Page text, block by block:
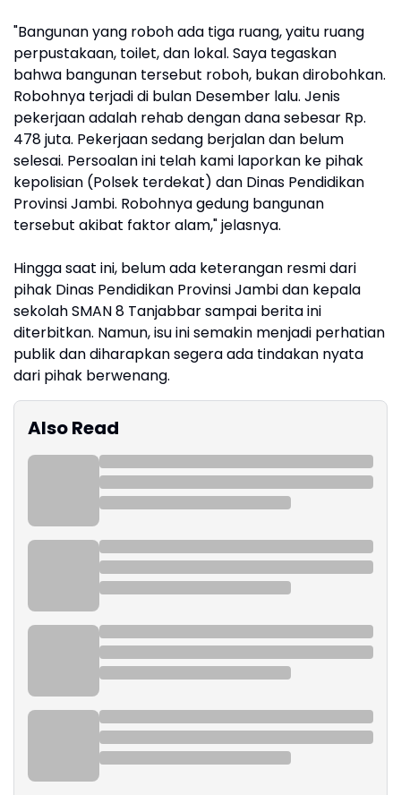
"Bangunan yang roboh ada tiga ruang, yaitu ruang
perpustakaan, toilet, dan lokal. Saya tegaskan
bahwa bangunan tersebut roboh, bukan dirobohkan.
Robohnya terjadi di bulan Desember lalu. Jenis
pekerjaan adalah rehab dengan dana sebesar Rp.
478 juta. Pekerjaan sedang berjalan dan belum
selesai. Persoalan ini telah kami laporkan ke pihak
kepolisian (Polsek terdekat) dan Dinas Pendidikan
Provinsi Jambi. Robohnya gedung bangunan
tersebut akibat faktor alam," jelasnya.
Hingga saat ini, belum ada keterangan resmi dari
pihak Dinas Pendidikan Provinsi Jambi dan kepala
sekolah SMAN 8 Tanjabbar sampai berita ini
diterbitkan. Namun, isu ini semakin menjadi perhatian
publik dan diharapkan segera ada tindakan nyata
dari pihak berwenang.
Also Read